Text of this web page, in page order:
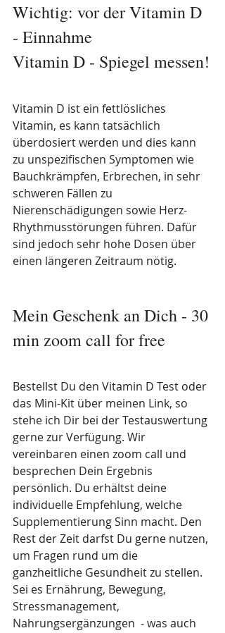
Wichtig: vor der Vitamin D
- Einnahme
Vitamin D - Spiegel messen!
Vitamin D ist ein fettlösliches
Vitamin, es kann tatsächlich
überdosiert werden und dies kann
zu unspezifischen Symptomen wie
Bauchkrämpfen, Erbrechen, in sehr
schweren Fällen zu
Nierenschädigungen sowie Herz-
Rhythmusstörungen führen. Dafür
sind jedoch sehr hohe Dosen über
einen längeren Zeitraum nötig.
Mein Geschenk an Dich - 30
min zoom call for free
Bestellst Du den Vitamin D Test oder
das Mini-Kit über meinen Link, so
stehe ich Dir bei der Testauswertung
gerne zur Verfügung. Wir
vereinbaren einen zoom call und
besprechen Dein Ergebnis
persönlich. Du erhältst deine
individuelle Empfehlung, welche
Supplementierung Sinn macht. Den
Rest der Zeit darfst Du gerne nutzen,
um Fragen rund um die
ganzheitliche Gesundheit zu stellen.
Sei es Ernährung, Bewegung,
Stressmanagement,
Nahrungsergänzungen  - was auch